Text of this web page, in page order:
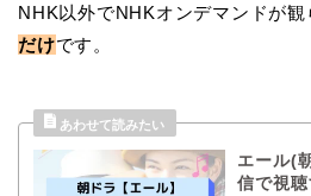
NHK以外でNHKオンデマンドが
だけです。
エール(
信で視